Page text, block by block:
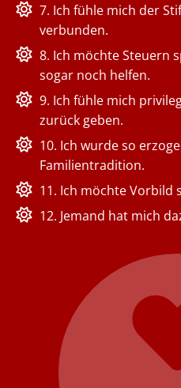
7. Ich fühle mich der
verbunden.
8. Ich möchte Steuern
sogar noch helfen.
9. Ich fühle mich
zurück geben.
10. Ich wurde so
Familientradition.
11. Ich möchte Vorbild
12. Jemand hat mich